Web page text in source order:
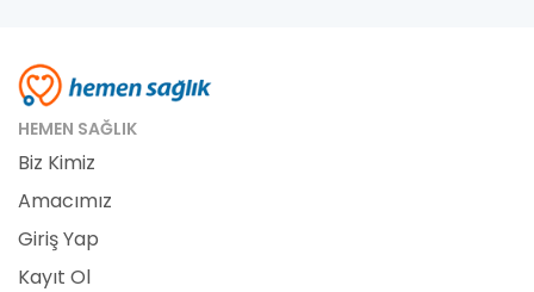
HEMEN SAĞLIK
Biz Kimiz
Amacımız
Giriş Yap
Kayıt Ol